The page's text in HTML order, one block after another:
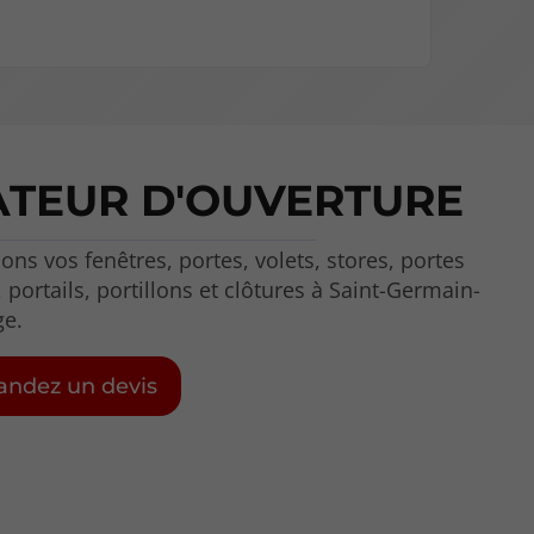
D'OUVERTURE
vos fenêtres, portes, volets, stores, portes
portails, portillons et clôtures à Saint-Germain-
un devis